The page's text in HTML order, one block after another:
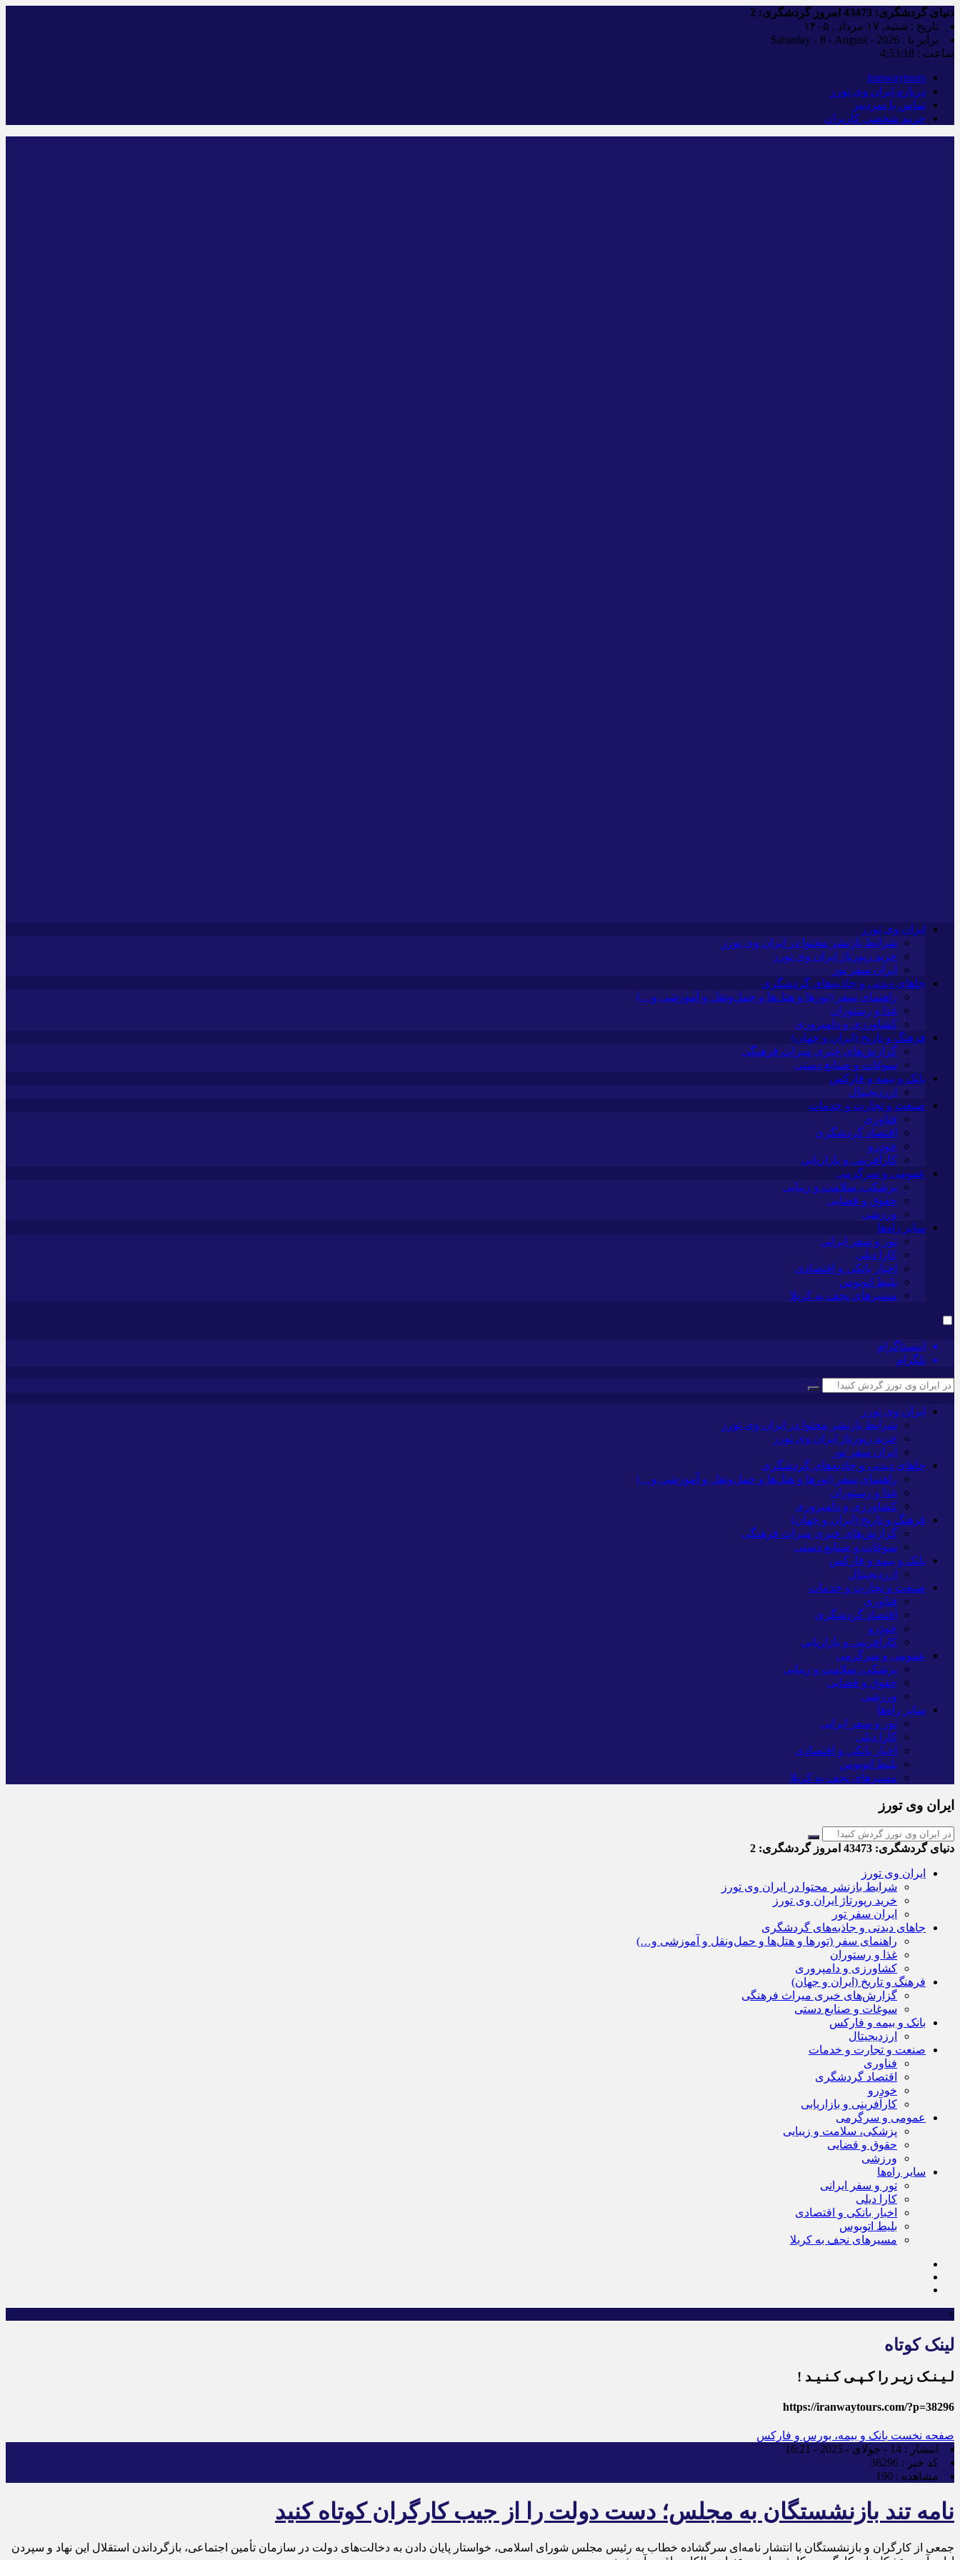
دنیای گردشگری: امروز گردشگری:
تاریخ : شنبه, ۱۷ مرداد , ۱۴۰۵
برابر با : Saturday - 8 - August - 2026
ساعت : 4:53:19
iranwaytours
درباره ایران وی تورز
تماس با سردبیر
حریم شخصی کاربران
ایران وی تورز
شرایط بازنشر محتوا در ایران وی تورز
خرید رپورتاژ ایران وی تورز
ایران سفر تور
جاهای دیدنی و جاذبه‌های گردشگری
راهنمای سفر (تورها و هتل‌ها و حمل‌و‌نقل و آموزشی و…)
غذا و رستوران
کشاورزی و دامپروری
فرهنگ و تاریخ (ایران و جهان)
گزارش‌های خبری میراث فرهنگی
سوغات و صنایع دستی
بانک و بیمه و فارکس
ارزدیجیتال
صنعت و تجارت و خدمات
فناوری
اقتصاد گردشگری
خودرو
کارآفرینی و بازاریابی
عمومی و سرگرمی
پزشکی، سلامت و زیبایی
حقوق و قضایی
ورزشی
سایر راه‌ها
تور و سفر ایرانی
کارا دیلی
اخبار بانکی و اقتصادی
بلیط اتوبوس
مسیرهای نجف به کربلا
اینستاگرام
تلگرام
ایران وی تورز
شرایط بازنشر محتوا در ایران وی تورز
خرید رپورتاژ ایران وی تورز
ایران سفر تور
جاهای دیدنی و جاذبه‌های گردشگری
راهنمای سفر (تورها و هتل‌ها و حمل‌و‌نقل و آموزشی و…)
غذا و رستوران
کشاورزی و دامپروری
فرهنگ و تاریخ (ایران و جهان)
گزارش‌های خبری میراث فرهنگی
سوغات و صنایع دستی
بانک و بیمه و فارکس
ارزدیجیتال
صنعت و تجارت و خدمات
فناوری
اقتصاد گردشگری
خودرو
کارآفرینی و بازاریابی
عمومی و سرگرمی
پزشکی، سلامت و زیبایی
حقوق و قضایی
ورزشی
سایر راه‌ها
تور و سفر ایرانی
کارا دیلی
اخبار بانکی و اقتصادی
بلیط اتوبوس
مسیرهای نجف به کربلا
ایران وی تورز
دنیای گردشگری: امروز گردشگری:
ایران وی تورز
شرایط بازنشر محتوا در ایران وی تورز
خرید رپورتاژ ایران وی تورز
ایران سفر تور
جاهای دیدنی و جاذبه‌های گردشگری
راهنمای سفر (تورها و هتل‌ها و حمل‌و‌نقل و آموزشی و…)
غذا و رستوران
کشاورزی و دامپروری
فرهنگ و تاریخ (ایران و جهان)
گزارش‌های خبری میراث فرهنگی
سوغات و صنایع دستی
بانک و بیمه و فارکس
ارزدیجیتال
صنعت و تجارت و خدمات
فناوری
اقتصاد گردشگری
خودرو
کارآفرینی و بازاریابی
عمومی و سرگرمی
پزشکی، سلامت و زیبایی
حقوق و قضایی
ورزشی
سایر راه‌ها
تور و سفر ایرانی
کارا دیلی
اخبار بانکی و اقتصادی
بلیط اتوبوس
مسیرهای نجف به کربلا
×
لینک کوتاه
لـیـنـک زیـر را کـپـی کـنـیـد !
https://iranwaytours.com/?p=38296
صفحه نخست بانک و بیمه، بورس و فارکس
انتشار : 14 - جولای - 2025 - 16:21
کد خبر : 38296
مشاهده : 190
نامه تند بازنشستگان به مجلس؛ دست دولت را از جیب کارگران کوتاه کنید
جمعی از کارگران و بازنشستگان با انتشار نامه‌ای سرگشاده خطاب به رئیس مجلس شورای اسلامی، خواستار پایان دادن به دخالت‌های دولت در سازمان تأمین اجتماعی، بازگرداندن استقلال این نهاد و سپردن